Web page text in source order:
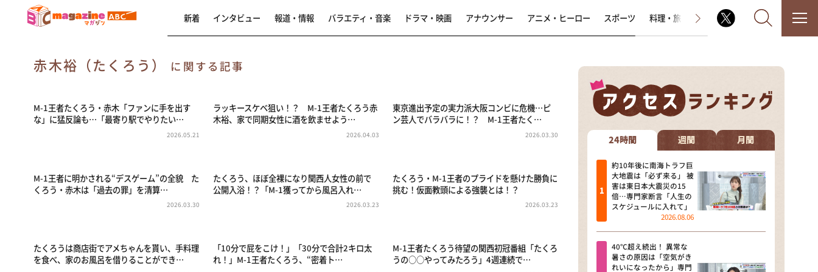
なるみ・岡村の過ぎるTV
相席食堂
これ余談なんですけど・・・
～人生密着トークバラエティ！
～ やすとものいたって真剣です
探偵！ナイトスクープ
news おかえり
新着 インタビュー 報道・情報 バラエティ・音楽 ドラマ・映画 アナウンサー アニメ・ヒーロー スポーツ 料理・旅 ラジオ番組 その他
赤木裕（たくろう） に関する記事
M-1王者たくろう・赤木「ファンに手を出す
な」に猛反論も…「最寄り駅でやりたい…
2026.05.21
ラッキースケベ狙い！？ M-1王者たくろう赤
木裕、家で同期女性に酒を飲ませよう…
2026.04.03
東京進出予定の実力派大阪コンビに危機…ピ
ン芸人でバラバラに！？ M-1王者たく…
2026.03.30
M-1王者に明かされる“デスゲーム”の全貌 た
くろう・赤木は「過去の罪」を清算…
2026.03.30
たくろう、ほぼ全裸になり関西人女性の前で
公開入浴！？「M-1獲ってから風呂入れ…
2026.03.23
たくろう・M-1王者のプライドを懸けた勝負に
挑む！仮面教頭による強襲とは！？
2026.03.23
たくろうは商店街でアメちゃんを貰い、手料理
を食べ、家のお風呂を借りることができ…
「10分で屁をこけ！」「30分で合計2キロ太
れ！」M-1王者たくろう、“密着ト…
M-1王者たくろう待望の関西初冠番組「たくろ
うの○○やってみたろう」4週連続で…
24時間 週間 月間
約10年後に南海トラフ巨
大地震は「必ず来る」 被
害は東日本大震災の15
倍…専門家断言「人生の
スケジュールに入れて」
2026.08.06
40℃超え続出！ 異常な
暑さの原因は「空気がき
れいになったから」専門